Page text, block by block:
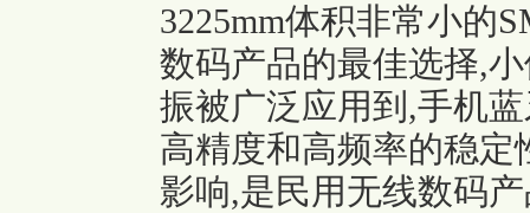
3225mm体积非常小的
数码产品的最佳选择,
振被广泛应用到,手机
高精度和高频率的稳
影响,是民用无线数码